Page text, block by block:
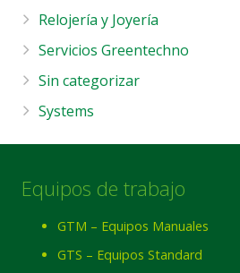
Relojería y Joyería
Servicios Greentechno
Sin categorizar
Systems
Equipos de trabajo
GTM – Equipos Manuales
GTS – Equipos Standard